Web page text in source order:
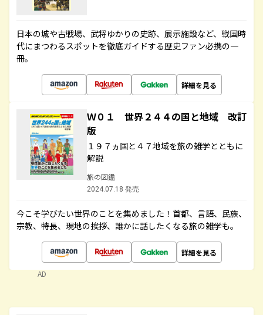
日本の城や古戦場、武将ゆかりの史跡、展示施設など、戦国時
代にまつわるスポットを徹底ガイドする歴史ファン必携の一
冊。
詳細を見る
Ｗ０１ 世界２４４の国と地域 改訂
版
１９７ヵ国と４７地域を旅の雑学とともに
解説
旅の図鑑
2024.07.18 発売
今こそ学びたい世界のことを集めました！首都、言語、民族、
宗教、特長、現地の挨拶、誰かに話したくなる旅の雑学も。
詳細を見る
AD